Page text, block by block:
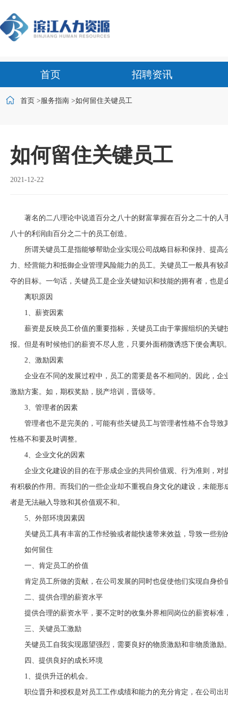
首页 招聘资讯
首页 >服务指南 >如何留住关键员工
如何留住关键员工
2021-12-22
著名的二八理论中说道百分之八十的财富掌握在百分之二十的
八十的利润由百分之二十的员工创造。
所谓关键员工是指能够帮助企业实现公司战略目标和保持、提
力、经营能力和抵御企业管理风险能力的员工。关键员工一般具有
夺的目标。一句话，关键员工是企业关键知识和技能的拥有者，也是
离职原因
1 、薪资因素
薪资是反映员工价值的重要指标，关键员工由于掌握组织的关
报。但是有时候他们的薪资不尽人意，只要外面稍微诱惑下便会离职
2 、激励因素
企业在不同的发展过程中，员工的需要是各不相同的。因此，
激励方案。如，期权奖励，脱产培训，晋级等。
3 、管理者的因素
管理者也不是完美的，可能有些关键员工与管理者性格不合导
性格不和要及时调整。
4 、企业文化的因素
企业文化建设的目的在于形成企业的共同价值观、行为准则，
有积极的作用。而我们的一些企业却不重视自身文化的建设，未能
者是无法融入导致和其价值观不和。
5 、外部环境因素因
关键员工具有丰富的工作经验或者能快速带来效益，导致一些
如何留住
一、肯定员工的价值
肯定员工所做的贡献，在公司发展的同时也促使他们实现自身
二、提供合理的薪资水平
提供合理的薪资水平，要不定时的收集外界相同岗位的薪资标准
三、关键员工激励
关键员工自我实现愿望强烈，需要良好的物质激励和非物质激
四、提供良好的成长环境
1 、提供升迁的机会。
职位晋升和授权是对员工工作成绩和能力的充分肯定，在公司